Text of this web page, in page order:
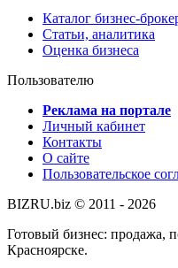
Каталог бизнес-
Статьи, аналитика
Оценка бизнеса
Пользователю
Реклама на портале
Личный кабинет
Контакты
О сайте
Пользовательское
BIZRU.biz © 2011 - 2026
Готовый бизнес: продажа,
Красноярске.